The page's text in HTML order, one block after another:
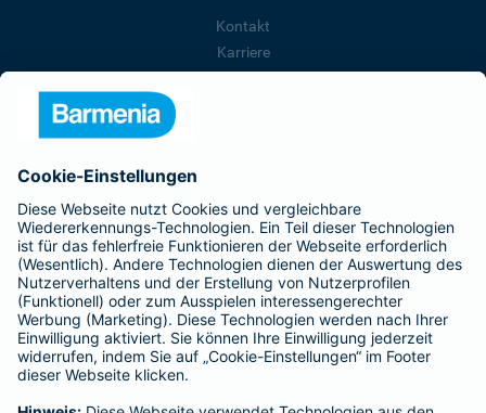
Kontakt
Karriere
Barmenia ist Teil der BarmeniaGothaer
BELIEBTE SEITEN
Kranken-Zusatzversicherung
Tierversicherungen
Haftpflichtversicherung
Hausratversicherung